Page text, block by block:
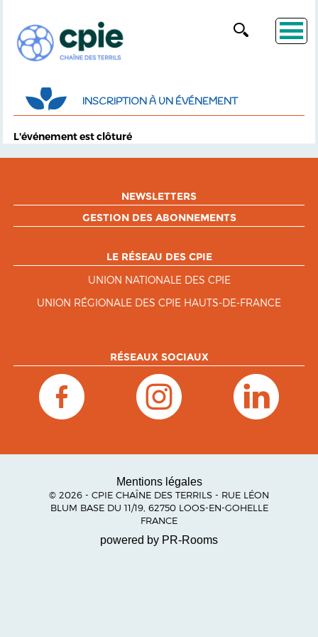
INSCRIPTION À UN ÉVÉNEMENT
L'événement est clôturé
NEWSLETTERS
GESTION DES ABONNEMENTS
LE RÉSEAU DES CPIE
UNION NATIONALE DES CPIE
UNION RÉGIONALE DES CPIE HAUTS-DE-FRANCE
RÉSEAUX SOCIAUX
Mentions légales
© 2026 - CPIE CHAÎNE DES TERRILS - RUE LÉON
BLUM BASE DU 11/19, 62750 LOOS-EN-GOHELLE
FRANCE
powered by PR-Rooms